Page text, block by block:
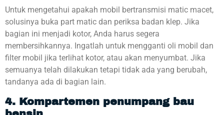
Untuk mengetahui apakah mobil bertransmisi matic macet,
solusinya buka part matic dan periksa badan klep. Jika
bagian ini menjadi kotor, Anda harus segera
membersihkannya. Ingatlah untuk mengganti oli mobil dan
filter mobil jika terlihat kotor, atau akan menyumbat. Jika
semuanya telah dilakukan tetapi tidak ada yang berubah,
tandanya ada di bagian lain.
4. Kompartemen penumpang bau